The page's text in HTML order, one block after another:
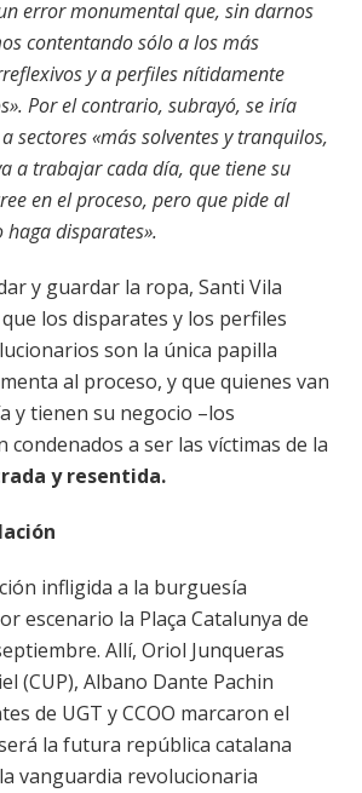
error monumental que, sin darnos
contentando sólo a los más
y a perfiles nítidamente
Por el contrario, subrayó, se iría
sectores «más solventes y tranquilos,
a trabajar cada día, que tiene su
en el proceso, pero que pide al
haga disparates».
y guardar la ropa, Santi Vila
los disparates y los perfiles
son la única papilla
al proceso, y que quienes van
y tienen su negocio –los
condenados a ser las víctimas de la
y resentida.
infligida a la burguesía
escenario la Plaça Catalunya de
Allí, Oriol Junqueras
(CUP), Albano Dante Pachin
de UGT y CCOO marcaron el
la futura república catalana
vanguardia revolucionaria